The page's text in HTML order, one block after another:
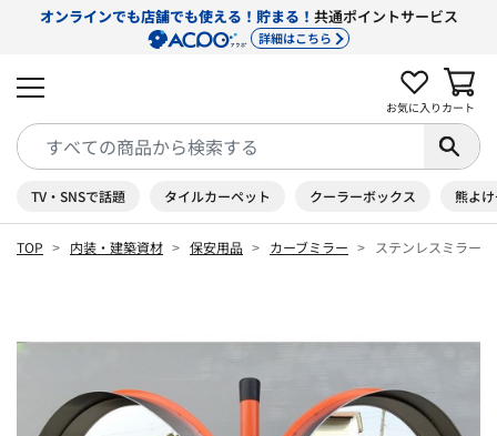
オンラインでも店舗でも使える！貯まる！ 共通ポイントサービス
詳細はこちら
お気に入り カート
TV・SNSで話題 タイルカーペット クーラーボックス 熊よ
TOP 内装・建築資材 保安用品 カーブミラー ステンレスミラー